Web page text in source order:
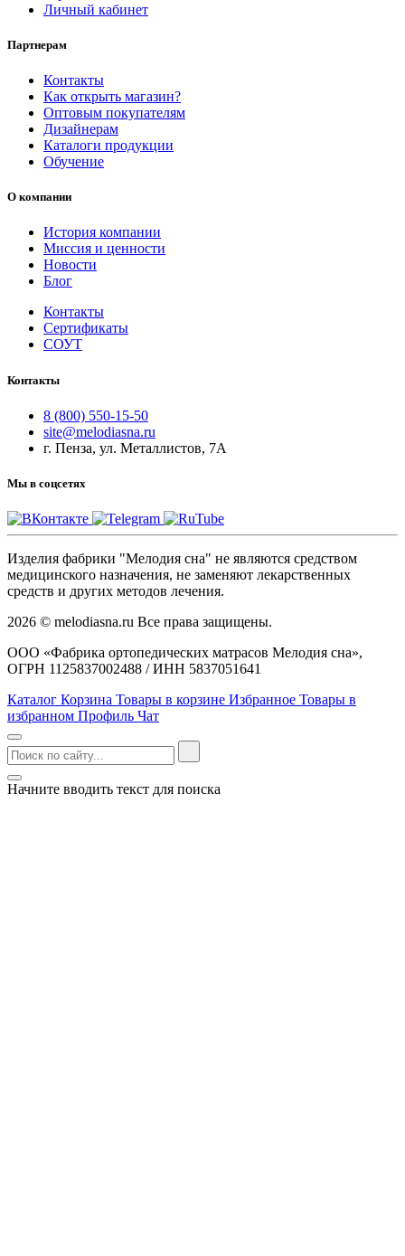
Личный кабинет
Партнерам
Контакты
Как открыть магазин?
Оптовым покупателям
Дизайнерам
Каталоги продукции
Обучение
О компании
История компании
Миссия и ценности
Новости
Блог
Контакты
Сертификаты
СОУТ
Контакты
8 (800) 550-15-50
site@melodiasna.ru
г. Пенза, ул. Металлистов, 7А
Мы в соцсетях
Изделия фабрики "Мелодия сна" не являются средством
медицинского назначения, не заменяют лекарственных
средств и других методов лечения.
2026 © melodiasna.ru Все права защищены.
ООО «Фабрика ортопедических матрасов Мелодия сна»,
ОГРН 1125837002488 / ИНН 5837051641
Каталог Корзина Товары в корзине Избранное Товары в
избранном Профиль Чат
Начните вводить текст для поиска